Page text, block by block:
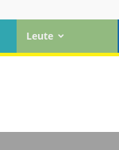
Leute